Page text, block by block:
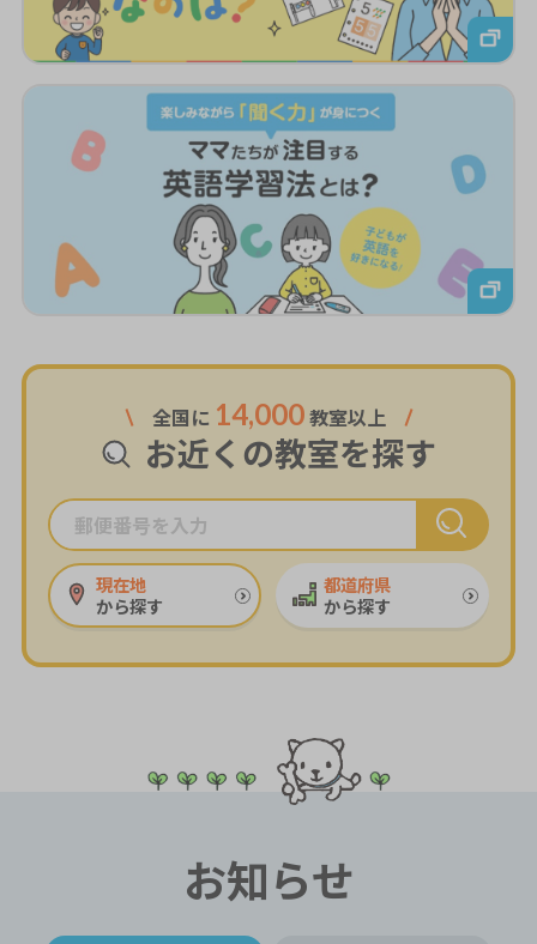
全国に 14,000 教室以上
お近くの教室を探す
現在地
から探す
都道府県
から探す
お知らせ